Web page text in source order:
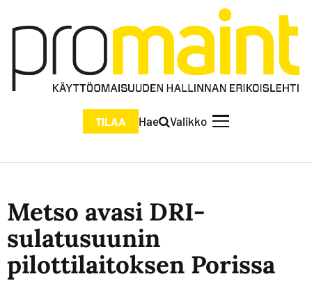
TILAA Hae Valikko
Metso avasi DRI-
sulatusuunin
pilottilaitoksen Porissa